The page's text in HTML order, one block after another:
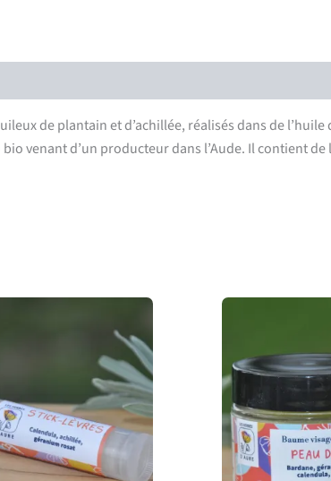
de plantain et d’achillée, réalisés dans de
venant d’un producteur dans l’Aude. Il contient